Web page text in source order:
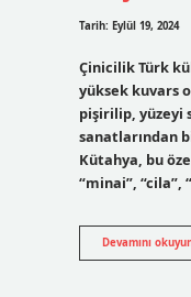
Tarih: Eylül 19, 2024
Çinicilik Türk
yüksek kuvars
pişirilip, yüzeyi
sanatlarından
Kütahya, bu
“minai”,
Devamını